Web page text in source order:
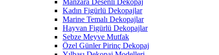
Manzara Desenli Dekopaj
Kadın Figürlü Dekopajlar
Marine Temalı Dekopajlar
Hayvan Figürlü Dekopajlar
Sebze Meyve Mutfak
Özel Günler Pirinç Dekopaj